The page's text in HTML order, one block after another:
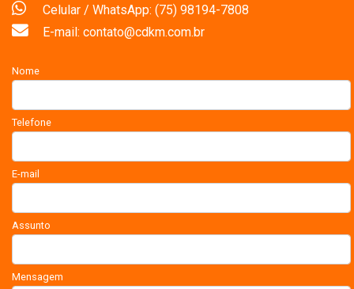
Celular / WhatsApp: (75) 98194-7808
E-mail: contato@cdkm.com.br
Nome
Telefone
E-mail
Assunto
Mensagem